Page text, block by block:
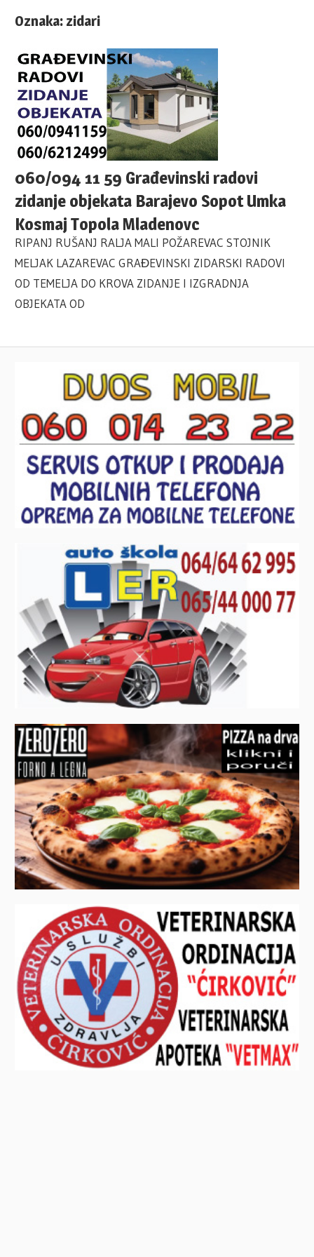
Oznaka: zidari
060/094 11 59 Građevinski radovi
zidanje objekata Barajevo Sopot Umka
Kosmaj Topola Mladenovc
RIPANJ RUŠANJ RALJA MALI POŽAREVAC STOJNIK
MELJAK LAZAREVAC GRAĐEVINSKI ZIDARSKI RADOVI
OD TEMELJA DO KROVA ZIDANJE I IZGRADNJA
OBJEKATA OD